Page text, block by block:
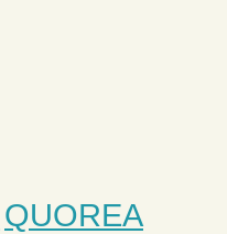
QUOREA